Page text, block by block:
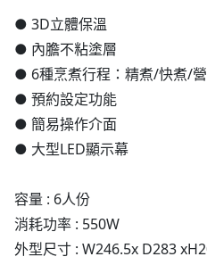
● 3D立體保溫
● 內膽不粘塗層
● 6種烹煮行程：精煮/快煮/
● 預約設定功能
● 簡易操作介面
● 大型LED顯示幕
容量 : 6人份
消耗功率 : 550W
外型尺寸 : W246.5x D283